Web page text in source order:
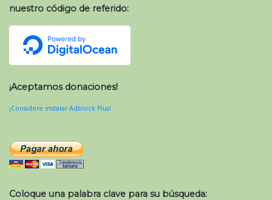
nuestro código de referido:
¡Aceptamos donaciones!
¡Considere instalar Adblock Plus!
Coloque una palabra clave para su búsqueda: